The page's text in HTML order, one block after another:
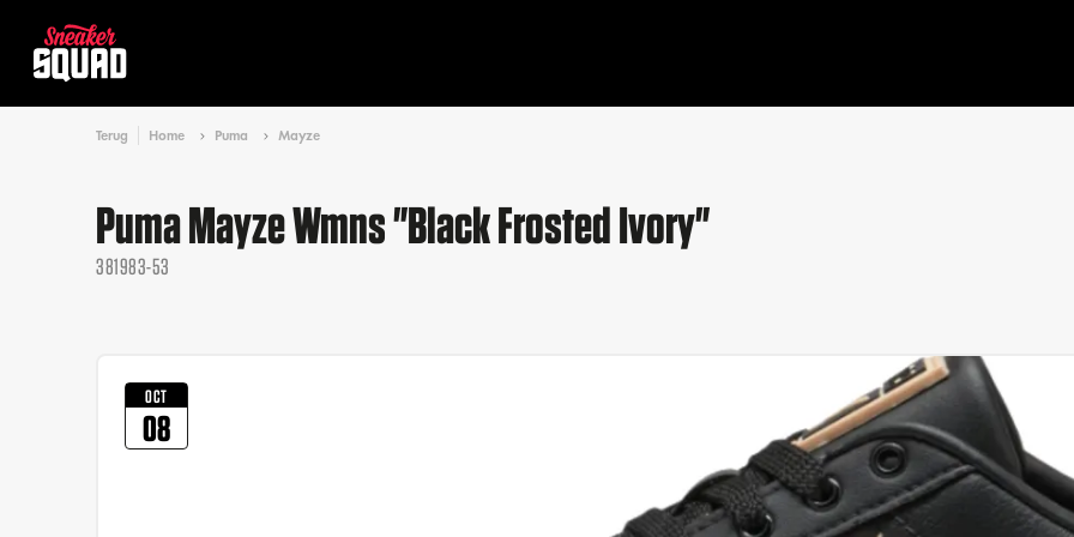
Terug Home Puma Mayze
Puma Mayze Wmns "Black Frosted Ivory"
381983-53
OCT
08